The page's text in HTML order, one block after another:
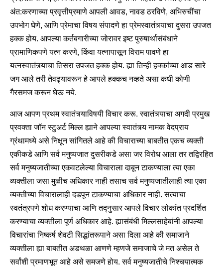
अंत:करणाच्या प्रवृत्तीप्रमाणे आपली आवड, नावड ठरविणे, अभिरुचींचा
उपभोग घेणे, आणि प्रेमाचा विषय संपादणे हा प्रेमस्वातंत्र्याचा दुसरा उपजत
हक्क होय. आपल्या कर्तबगारीच्या जोरावर इष्ट पुरुषार्थासंबंधाने
प्रामाणिकपणे यत्न करणे, किंवा यत्नापासून विराम पावणे हा
यत्नस्वातंत्र्याचा तिसरा उपजत हक्क होय. ह्या तिन्ही हक्कांच्या आड सारे
जग आले तरी तेवढ्यावरून हे आपले हक्कच नव्हते असा कधी कोणी
गैरसमज करून घेऊ नये.
आज आपण प्रथम स्वातंत्र्याविषयी विचार करू. स्वातंत्र्याचा अगदी प्रमुख
प्रवक्ता जॉन स्टुअर्ट मिल्ल ह्याने आपल्या स्वातंत्र्य नामक वेदप्राय
ग्रंथामध्ये असे निक्षून सांगितले आहे की विचाराच्या बाबतीत एकच व्यक्ती
एकीकडे आणि सर्व मनुष्यजात दुसरीकडे असा जर विरोध आला तर तद्विरहित
सर्व मनुष्यजातीच्या एकवटलेल्या विचाराला दाबून टाकण्याला त्या एका
व्यक्तीला जसा मुळीच अधिकार नाही तसाच सर्व मनुष्यजातीलाही त्या एका
व्यक्तीच्या विचारालाही दडपून टाकण्याचा अधिकार नाही. सत्याचा
स्वतंत्रपणे शोध करण्याचा आणि तद्नुसार आपले विचार लोकांत प्रदर्शित
करण्याचा व्यक्तीला पूर्ण अधिकार आहे. ह्यासंबंधी मिल्लसाहेबांनी आपल्या
विचारांचा निष्कर्ष शेवटी सिद्धांतरूपाने असा दिला आहे की समाजाने
व्यक्तीला ह्या बाबतीत अडथळा आणणे म्हणजे समाजाचे जे मत असेल ते
सर्वांशी प्रमाणभूत आहे असे समजणे होय. सर्व मनुष्यजातीचे निश्चयात्मक